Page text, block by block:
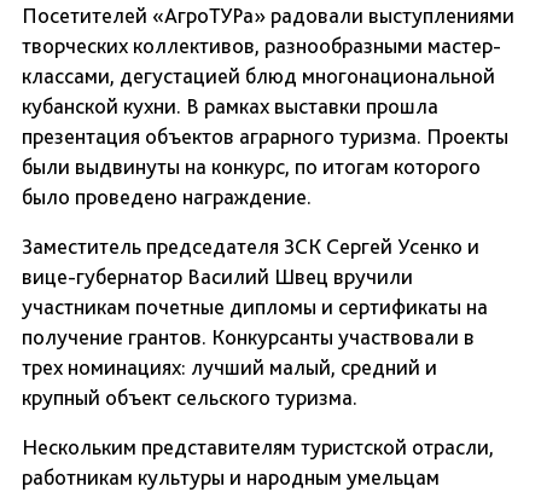
Посетителей «АгроТУРа» радовали выступлениями
творческих коллективов, разнообразными мастер-
классами, дегустацией блюд многонациональной
кубанской кухни. В рамках выставки прошла
презентация объектов аграрного туризма. Проекты
были выдвинуты на конкурс, по итогам которого
было проведено награждение.
Заместитель председателя ЗСК Сергей Усенко и
вице-губернатор Василий Швец вручили
участникам почетные дипломы и сертификаты на
получение грантов. Конкурсанты участвовали в
трех номинациях: лучший малый, средний и
крупный объект сельского туризма.
Нескольким представителям туристской отрасли,
работникам культуры и народным умельцам